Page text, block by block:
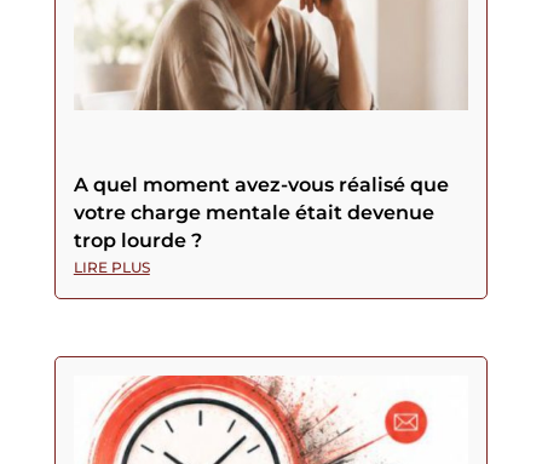
A quel moment avez-vous réalisé que
votre charge mentale était devenue
trop lourde ?
LIRE PLUS